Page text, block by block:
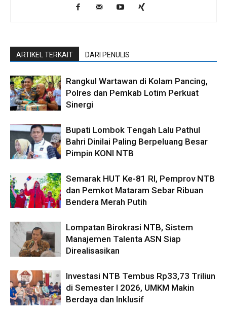
ARTIKEL TERKAIT DARI PENULIS
Rangkul Wartawan di Kolam Pancing,
Polres dan Pemkab Lotim Perkuat
Sinergi
Bupati Lombok Tengah Lalu Pathul
Bahri Dinilai Paling Berpeluang Besar
Pimpin KONI NTB
Semarak HUT Ke-81 RI, Pemprov NTB
dan Pemkot Mataram Sebar Ribuan
Bendera Merah Putih
Lompatan Birokrasi NTB, Sistem
Manajemen Talenta ASN Siap
Direalisasikan
Investasi NTB Tembus Rp33,73 Triliun
di Semester I 2026, UMKM Makin
Berdaya dan Inklusif